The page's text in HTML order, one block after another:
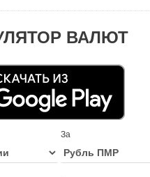
ВАЛЮТ
За